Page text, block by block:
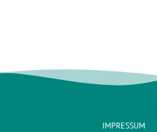
IMPRESSUM